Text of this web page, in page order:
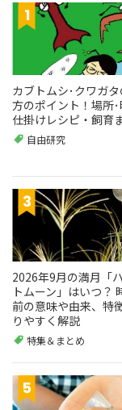
カブトムシ･クワガ
方のポイント！場所･
仕掛けレシピ・飼育
自由研究
2026年9月の満月「
トムーン」はいつ？
前の意味や由来、特
りやすく解説
特集＆まとめ